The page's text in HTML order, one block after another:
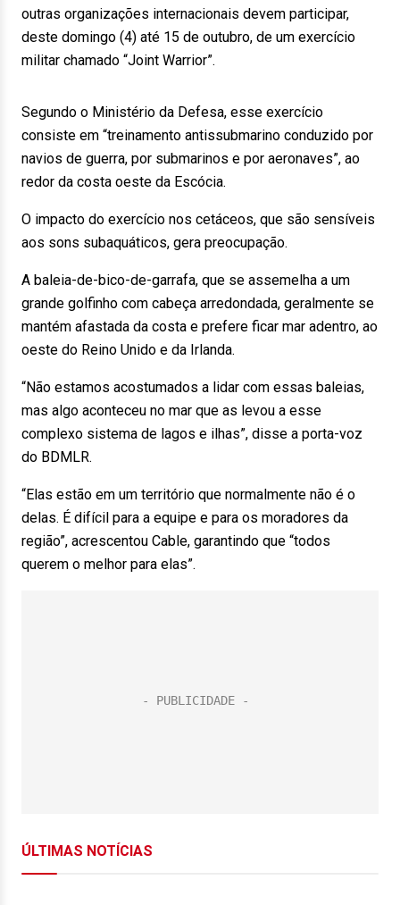
outras organizações internacionais devem participar,
deste domingo (4) até 15 de outubro, de um exercício
militar chamado “Joint Warrior”.
Segundo o Ministério da Defesa, esse exercício
consiste em “treinamento antissubmarino conduzido por
navios de guerra, por submarinos e por aeronaves”, ao
redor da costa oeste da Escócia.
O impacto do exercício nos cetáceos, que são sensíveis
aos sons subaquáticos, gera preocupação.
A baleia-de-bico-de-garrafa, que se assemelha a um
grande golfinho com cabeça arredondada, geralmente se
mantém afastada da costa e prefere ficar mar adentro, ao
oeste do Reino Unido e da Irlanda.
“Não estamos acostumados a lidar com essas baleias,
mas algo aconteceu no mar que as levou a esse
complexo sistema de lagos e ilhas”, disse a porta-voz
do BDMLR.
“Elas estão em um território que normalmente não é o
delas. É difícil para a equipe e para os moradores da
região”, acrescentou Cable, garantindo que “todos
querem o melhor para elas”.